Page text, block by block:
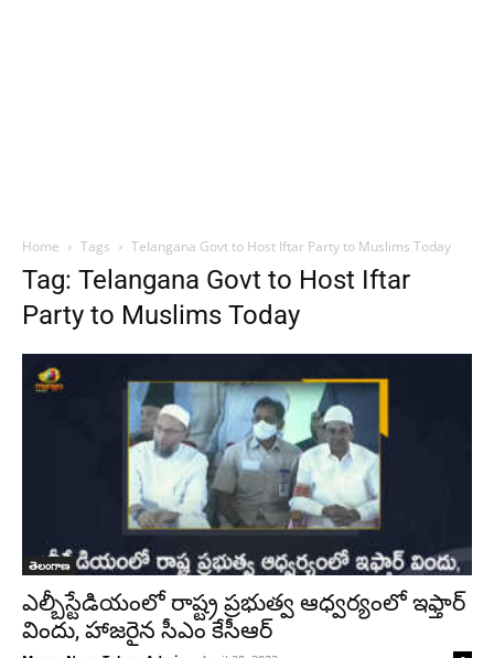
Home Tags Telangana Govt to Host Iftar Party to Muslims Today
Tag: Telangana Govt to Host Iftar
Party to Muslims Today
తెలంగాణ
ఎల్బీస్టేడియంలో రాష్ట్ర ప్రభుత్వ ఆధ్వర్యంలో ఇఫ్తార్
విందు, హాజరైన సీఎం కేసీఆర్